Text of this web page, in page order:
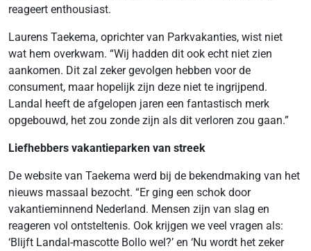
reageert enthousiast.
Laurens Taekema, oprichter van Parkvakanties, wist niet
wat hem overkwam. “Wij hadden dit ook echt niet zien
aankomen. Dit zal zeker gevolgen hebben voor de
consument, maar hopelijk zijn deze niet te ingrijpend.
Landal heeft de afgelopen jaren een fantastisch merk
opgebouwd, het zou zonde zijn als dit verloren zou gaan.”
Liefhebbers vakantieparken van streek
De website van Taekema werd bij de bekendmaking van het
nieuws massaal bezocht. “Er ging een schok door
vakantieminnend Nederland. Mensen zijn van slag en
reageren vol ontsteltenis. Ook krijgen we veel vragen als:
‘Blijft Landal-mascotte Bollo wel?’ en ‘Nu wordt het zeker